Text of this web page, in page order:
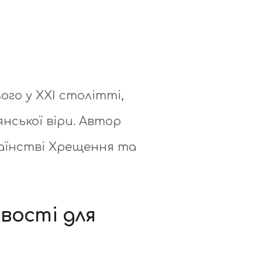
у ХХІ столітті,
віри. Автор
Хрещення та
для